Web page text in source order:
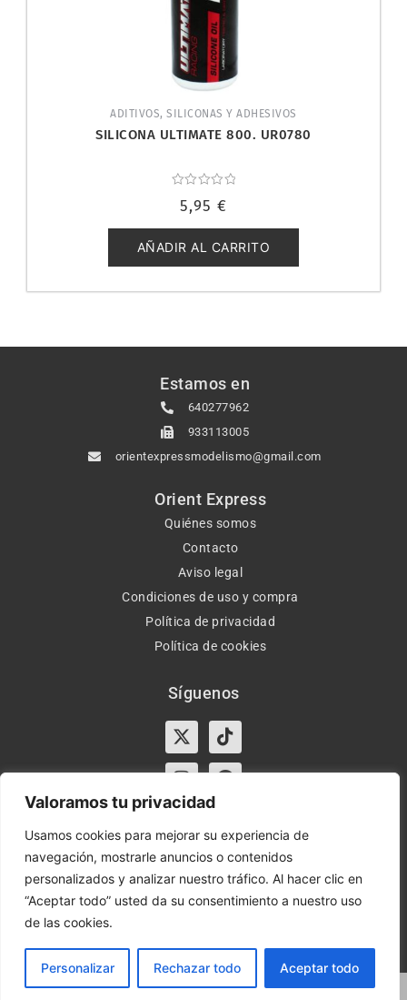
Valoramos tu privacidad
Usamos cookies para mejorar su experiencia de
navegación, mostrarle anuncios o contenidos
personalizados y analizar nuestro tráfico. Al hacer clic en
“Aceptar todo” usted da su consentimiento a nuestro uso
de las cookies.
Personalizar Rechazar todo Aceptar todo
ADITIVOS, SILICONAS Y ADHESIVOS
SILICONA ULTIMATE 800. UR0780
con
de
5
5,95 €
AÑADIR AL CARRITO
Estamos en
640277962
933113005
orientexpressmodelismo@gmail.com
Orient Express
Quiénes somos
Contacto
Aviso legal
Condiciones de uso y compra
Política de privacidad
Política de cookies
Síguenos
X-
twitter
Tiktok
InstagramFacebook
Horario:
Lun-Vie de 10:00-13:30 y 17:00-20:00 – Sáb de
10:00-13:30
Orient Express | Copyright 2021 © Todos los derechos
Marketing Digital Seoxan